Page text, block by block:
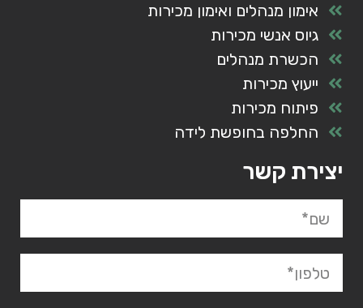
אימון מנהלים ואימון מכירות
גיוס אנשי מכירות
הכשרת מנהלים
ייעוץ מכירות
פיתוח מכירות
החלפה בחופשת לידה
יצירת קשר